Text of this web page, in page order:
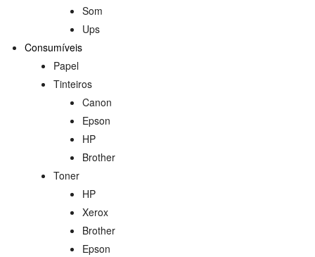
Som
Ups
Consumíveis
Papel
Tinteiros
Canon
Epson
HP
Brother
Toner
HP
Xerox
Brother
Epson